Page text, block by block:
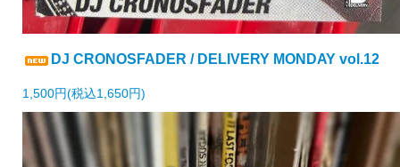
DJ CRONOSFADER / DELIVERY MONDAY vol.12
1,500円(税込1,650円)